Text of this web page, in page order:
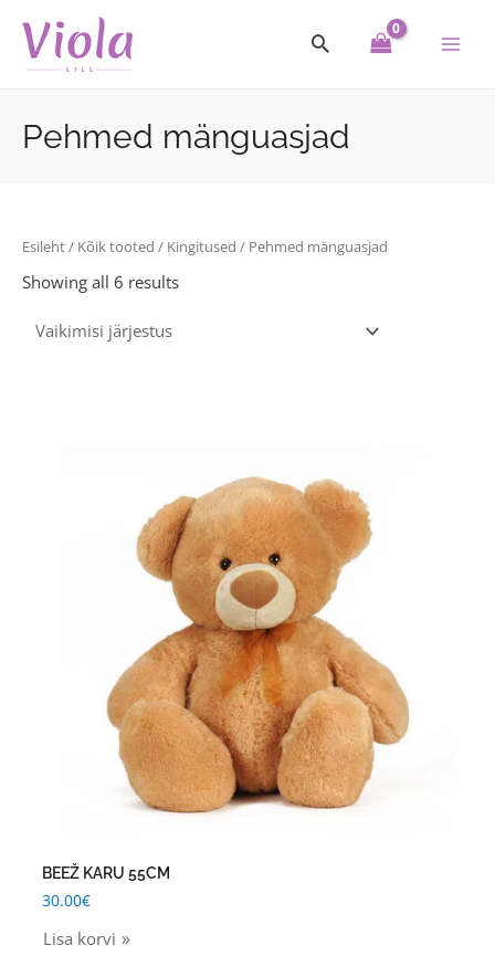
content
Pehmed mänguasjad
Esileht/ Kõik tooted / Kingitused / Pehmed mänguasjad
Showing all 6 results
BEEŽ KARU 55CM
30.00€
Lisa korvi